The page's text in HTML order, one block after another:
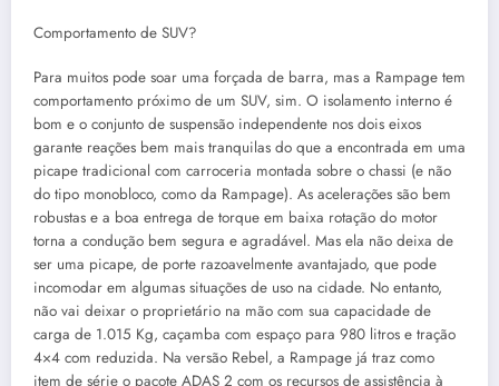
Comportamento de SUV?
Para muitos pode soar uma forçada de barra, mas a Rampage tem
comportamento próximo de um SUV, sim. O isolamento interno é
bom e o conjunto de suspensão independente nos dois eixos
garante reações bem mais tranquilas do que a encontrada em uma
picape tradicional com carroceria montada sobre o chassi (e não
do tipo monobloco, como da Rampage). As acelerações são bem
robustas e a boa entrega de torque em baixa rotação do motor
torna a condução bem segura e agradável. Mas ela não deixa de
ser uma picape, de porte razoavelmente avantajado, que pode
incomodar em algumas situações de uso na cidade. No entanto,
não vai deixar o proprietário na mão com sua capacidade de
carga de 1.015 Kg, caçamba com espaço para 980 litros e tração
4×4 com reduzida. Na versão Rebel, a Rampage já traz como
item de série o pacote ADAS 2 com os recursos de assistência à